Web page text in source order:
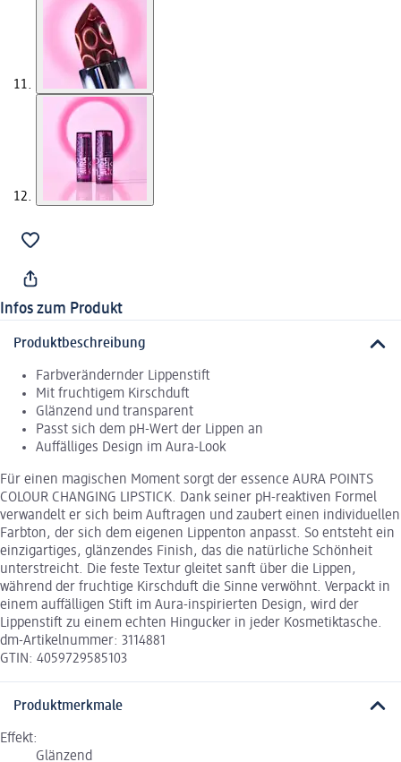
Infos zum Produkt
Produktbeschreibung
Farbverändernder Lippenstift
Mit fruchtigem Kirschduft
Glänzend und transparent
Passt sich dem pH-Wert der Lippen an
Auffälliges Design im Aura-Look
Für einen magischen Moment sorgt der essence AURA POINTS
COLOUR CHANGING LIPSTICK. Dank seiner pH-reaktiven Formel
verwandelt er sich beim Auftragen und zaubert einen individuellen
Farbton, der sich dem eigenen Lippenton anpasst. So entsteht ein
einzigartiges, glänzendes Finish, das die natürliche Schönheit
unterstreicht. Die feste Textur gleitet sanft über die Lippen,
während der fruchtige Kirschduft die Sinne verwöhnt. Verpackt in
einem auffälligen Stift im Aura-inspirierten Design, wird der
Lippenstift zu einem echten Hingucker in jeder Kosmetiktasche.
dm-Artikelnummer: 3114881
GTIN: 4059729585103
Produktmerkmale
Effekt:
Glänzend